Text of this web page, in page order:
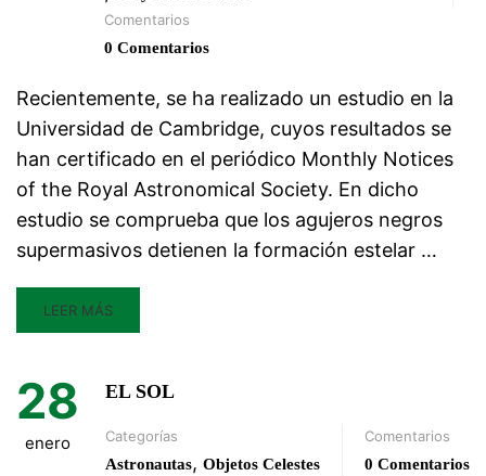
Comentarios
0 Comentarios
Recientemente, se ha realizado un estudio en la
Universidad de Cambridge, cuyos resultados se
han certificado en el periódico Monthly Notices
of the Royal Astronomical Society. En dicho
estudio se comprueba que los agujeros negros
supermasivos detienen la formación estelar …
LEER MÁS
28
enero
EL SOL
Categorías
Astronautas, Objetos Celestes
Comentarios
0 Comentarios